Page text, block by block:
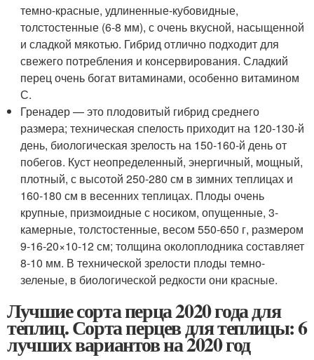
темно-красные, удлиненные-кубовидные,
толстостенные (6-8 мм), с очень вкусной, насыщенной
и сладкой мякотью. Гибрид отлично подходит для
свежего потребления и консервирования. Сладкий
перец очень богат витаминами, особенно витамином
С.
Гренадер — это плодовитый гибрид среднего
размера; техническая спелость приходит на 120-130-й
день, биологическая зрелость на 150-160-й день от
побегов. Куст неопределенный, энергичный, мощный,
плотный, с высотой 250-280 см в зимних теплицах и
160-180 см в весенних теплицах. Плоды очень
крупные, призмоидные с носиком, опущенные, 3-
камерные, толстостенные, весом 550-650 г, размером
9-16-20×10-12 см; толщина околоплодника составляет
8-10 мм. В технической зрелости плоды темно-
зеленые, в биологической редкости они красные.
Лучшие сорта перца 2020 года для
теплиц. Сорта перцев для теплицы: 6
лучших вариантов на 2020 год